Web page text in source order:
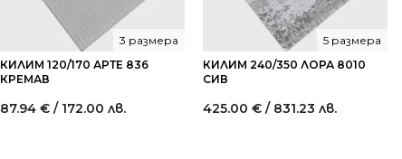
КИЛИМ 120/170 АРТЕ 836
КРЕМАВ
3 размера
87.94 € / 172.00 лв.
КИЛИМ 240/350 ЛОРА 8010
СИВ
5 размера
425.00 € / 831.23 лв.